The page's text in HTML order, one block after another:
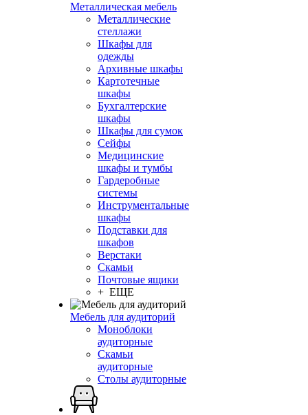
Металлическая мебель
Металлические
стеллажи
Шкафы для
одежды
Архивные шкафы
Картотечные
шкафы
Бухгалтерские
шкафы
Шкафы для сумок
Сейфы
Медицинские
шкафы и тумбы
Гардеробные
системы
Инструментальные
шкафы
Подставки для
шкафов
Верстаки
Скамьи
Почтовые ящики
+ ЕЩЕ
Мебель для аудиторий
Моноблоки
аудиторные
Скамьи
аудиторные
Столы аудиторные